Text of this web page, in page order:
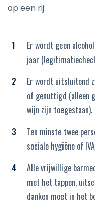
op een rij:
Er wordt geen
jaar
Er wordt uitsluitend
of genuttigd (alleen
wijn zijn toegestaan).
Ten minste twee
sociale hygiëne of
Alle vrijwillige
met het tappen,
danken moet in het